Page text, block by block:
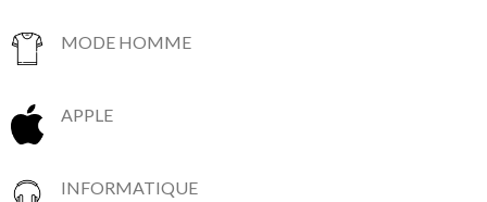
MODE HOMME
APPLE
INFORMATIQUE